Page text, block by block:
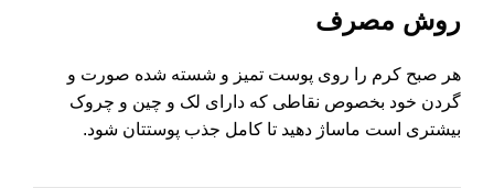
روش مصرف
هر صبح کرم را روی پوست تمیز و شسته شده صورت و
گردن خود بخصوص نقاطی که دارای لک و چین و چروک
بیشتری است ماساژ دهید تا کامل جذب پوستتان شود.